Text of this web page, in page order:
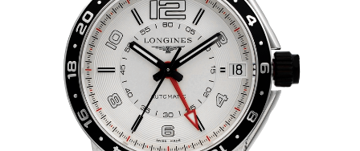
LÁSKA ❤
VŠE O NÁKUPU
KONTAKT